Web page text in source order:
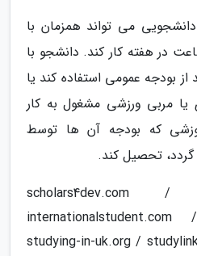
می تواند همزمان با
در هفته کار کند. دانشجو با
بودجه عمومی استفاده کند یا
یا مربی ورزشی مشغول به کار
که بودجه آن ها توسط
تحصیل کند.
منبع: کجارو / scholars4dev.com /
studying-in-uk.org /